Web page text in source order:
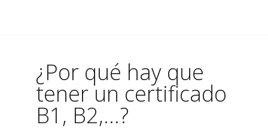
¿Por qué hay que
tener un certificado
B1, B2,...?